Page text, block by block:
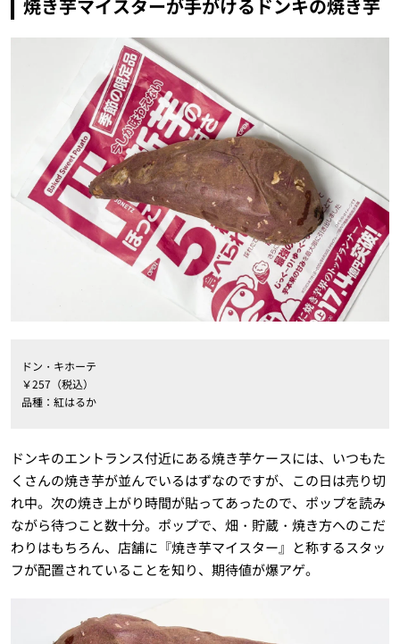
焼き芋マイスターが手がけるドンキの焼き芋
ドン・キホーテ
￥257（税込）
品種：紅はるか
ドンキのエントランス付近にある焼き芋ケースには、いつもた
くさんの焼き芋が並んでいるはずなのですが、この日は売り切
れ中。次の焼き上がり時間が貼ってあったので、ポップを読み
ながら待つこと数十分。ポップで、畑・貯蔵・焼き方へのこだ
わりはもちろん、店舗に『焼き芋マイスター』と称するスタッ
フが配置されていることを知り、期待値が爆アゲ。